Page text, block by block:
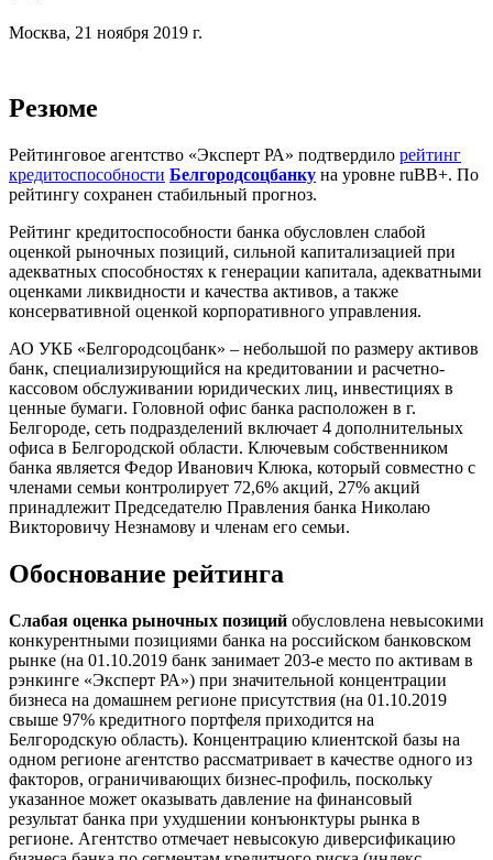
Москва, 21 ноября 2019 г.
Резюме
Рейтинговое агентство «Эксперт РА» подтвердило рейтинг
кредитоспособности Белгородсоцбанку на уровне ruBB+. По
рейтингу сохранен стабильный прогноз.
Рейтинг кредитоспособности банка обусловлен слабой
оценкой рыночных позиций, сильной капитализацией при
адекватных способностях к генерации капитала, адекватными
оценками ликвидности и качества активов, а также
консервативной оценкой корпоративного управления.
АО УКБ «Белгородсоцбанк» – небольшой по размеру активов
банк, специализирующийся на кредитовании и расчетно-
кассовом обслуживании юридических лиц, инвестициях в
ценные бумаги. Головной офис банка расположен в г.
Белгороде, сеть подразделений включает 4 дополнительных
офиса в Белгородской области. Ключевым собственником
банка является Федор Иванович Клюка, который совместно с
членами семьи контролирует 72,6% акций, 27% акций
принадлежит Председателю Правления банка Николаю
Викторовичу Незнамову и членам его семьи.
Обоснование рейтинга
Слабая оценка рыночных позиций обусловлена невысокими
конкурентными позициями банка на российском банковском
рынке (на 01.10.2019 банк занимает 203-е место по активам в
рэнкинге «Эксперт РА») при значительной концентрации
бизнеса на домашнем регионе присутствия (на 01.10.2019
свыше 97% кредитного портфеля приходится на
Белгородскую область). Концентрацию клиентской базы на
одном регионе агентство рассматривает в качестве одного из
факторов, ограничивающих бизнес-профиль, поскольку
указанное может оказывать давление на финансовый
результат банка при ухудшении конъюнктуры рынка в
регионе. Агентство отмечает невысокую диверсификацию